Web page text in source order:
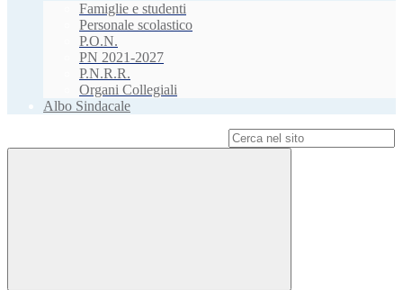
Famiglie e studenti
Personale scolastico
P.O.N.
PN 2021-2027
P.N.R.R.
Organi Collegiali
Albo Sindacale